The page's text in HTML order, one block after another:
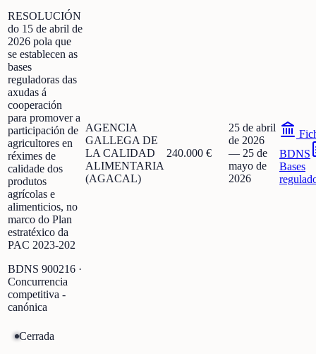
RESOLUCIÓN
do 15 de abril de
2026 pola que
se establecen as
bases
reguladoras das
axudas á
cooperación
para promover a
participación de
agricultores en
réximes de
calidade dos
produtos
agrícolas e
alimenticios, no
marco do Plan
estratéxico da
PAC 2023-202
BDNS 900216 ·
Concurrencia
competitiva -
canónica
AGENCIA
GALLEGA DE
LA CALIDAD
ALIMENTARIA
(AGACAL)
240.000 €
25 de abril
de 2026
— 25 de
mayo de
2026
BDNS
Bases
Cerrada